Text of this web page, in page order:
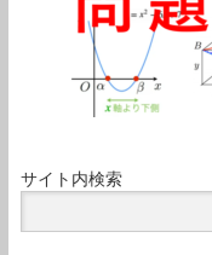
サイト内検索